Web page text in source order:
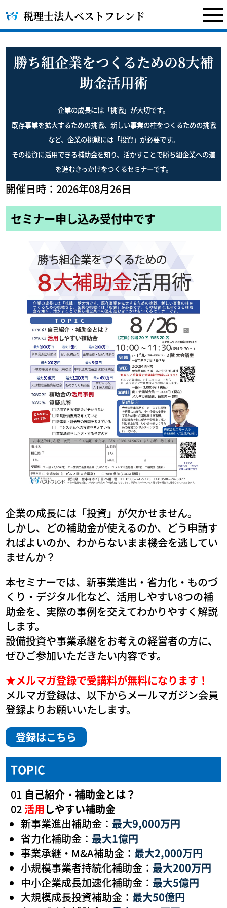
税理士法人ベストフレンド
勝ち組企業をつくるための8大補
助金活用術
企業の成長には「挑戦」が大切です。
既存事業を拡大するための挑戦、新しい事業の柱をつくるための挑戦
など、企業の挑戦には「投資」が必要です。
その投資に活用できる補助金を知り、活かすことで勝ち組企業への道
を進むきっかけをつくるセミナーです。
開催日時：2026年08月26日
セミナー申し込み受付中です
企業の成長には「投資」が欠かせません。
しかし、どの補助金が使えるのか、どう申請す
ればよいのか、わからないまま機会を逃してい
ませんか？
本セミナーでは、新事業進出・省力化・ものづ
くり・デジタル化など、活用しやすい8つの補
助金を、実際の事例を交えてわかりやすく解説
します。
設備投資や事業承継をお考えの経営者の方に、
ぜひご参加いただきたい内容です。
★メルマガ登録で受講料が無料になります！
メルマガ登録は、以下からメールマガジン会員
登録よりお願いいたします。
登録はこちら
TOPIC
01 自己紹介・補助金とは？
02 活用しやすい補助金
新事業進出補助金： 最大9,000万円
省力化補助金： 最大1億円
事業承継・M&A補助金： 最大2,000万円
小規模事業者持続化補助金： 最大200万円
中小企業成長加速化補助金： 最大5億円
大規模成長投資補助金： 最大50億円